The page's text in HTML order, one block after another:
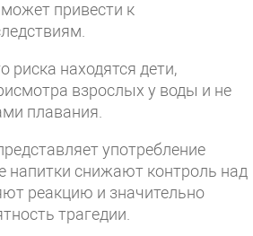
привести к
риска находятся дети,
взрослых у воды и не
плавания.
употребление
напитки снижают контроль над
реакцию и значительно
трагедии.